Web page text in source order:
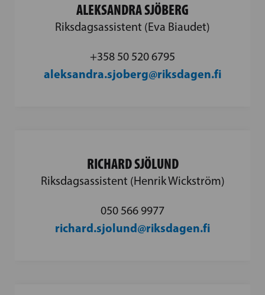
ALEKSANDRA SJÖBERG
Riksdagsassistent (Eva Biaudet)
+358 50 520 6795
aleksandra.sjoberg@riksdagen.fi
RICHARD SJÖLUND
Riksdagsassistent (Henrik Wickström)
050 566 9977
richard.sjolund@riksdagen.fi